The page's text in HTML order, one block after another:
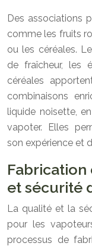
Des associations
comme les fruits
ou les céréales.
de fraîcheur, les
céréales
combinaisons
liquide noisette,
vapoter. Elles
son expérience et
et sécurité
La qualité et la
pour les
processus de